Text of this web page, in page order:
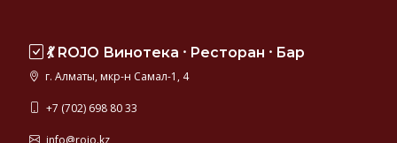
💃 ROJO Винотека ⸱ Ресторан ⸱ Бар
г. Алматы, мкр-н Самал-1, 4
+7 (702) 698 80 33
info@rojo.kz